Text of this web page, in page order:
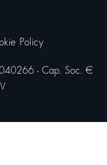
- Cap. Soc. €
Policy